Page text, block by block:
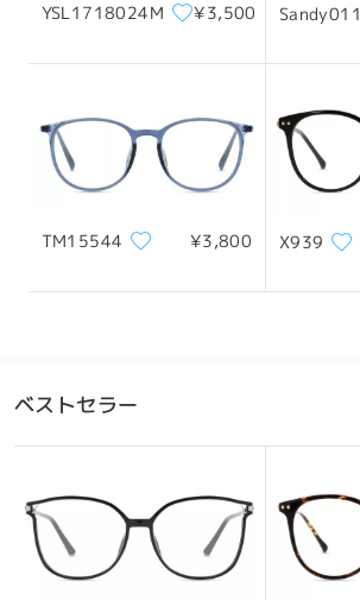
YSL1718024M ¥3,500 Sandy011
TM15544 ¥3,800 X939
ベストセラー